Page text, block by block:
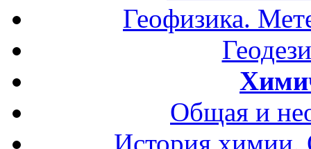
Геофизика.
Общая и
История